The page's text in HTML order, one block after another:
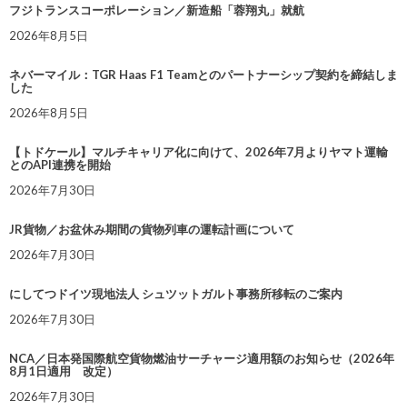
フジトランスコーポレーション／新造船「蓉翔丸」就航
2026年8月5日
ネバーマイル：TGR Haas F1 Teamとのパートナーシップ契約を締結しま
した
2026年8月5日
【トドケール】マルチキャリア化に向けて、2026年7月よりヤマト運輸
とのAPI連携を開始
2026年7月30日
JR貨物／お盆休み期間の貨物列車の運転計画について
2026年7月30日
にしてつドイツ現地法人 シュツットガルト事務所移転のご案内
2026年7月30日
NCA／日本発国際航空貨物燃油サーチャージ適用額のお知らせ（2026年
8月1日適用 改定）
2026年7月30日